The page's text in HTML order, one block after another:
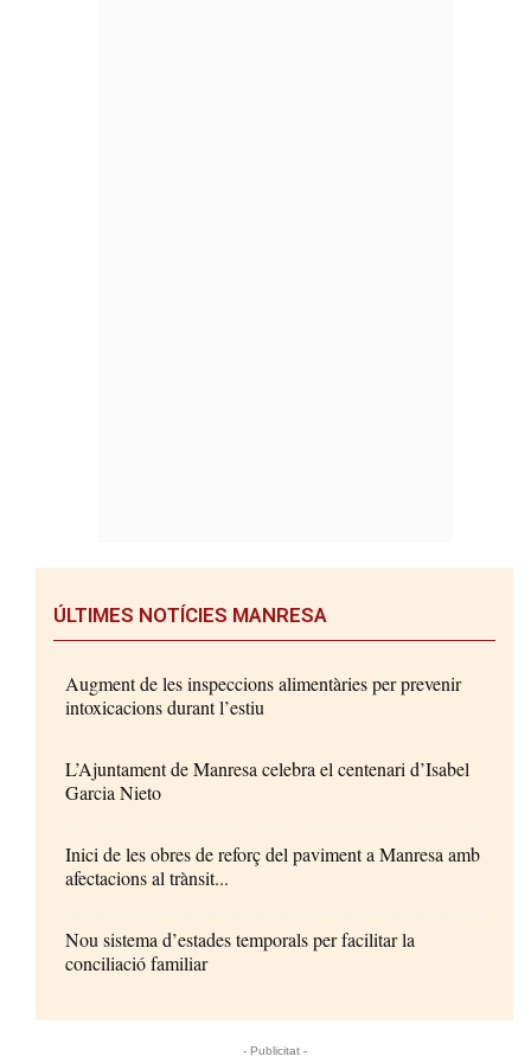
ÚLTIMES NOTÍCIES MANRESA
Augment de les inspeccions alimentàries per prevenir
intoxicacions durant l’estiu
L’Ajuntament de Manresa celebra el centenari d’Isabel
Garcia Nieto
Inici de les obres de reforç del paviment a Manresa amb
afectacions al trànsit...
Nou sistema d’estades temporals per facilitar la
conciliació familiar
- Publicitat -